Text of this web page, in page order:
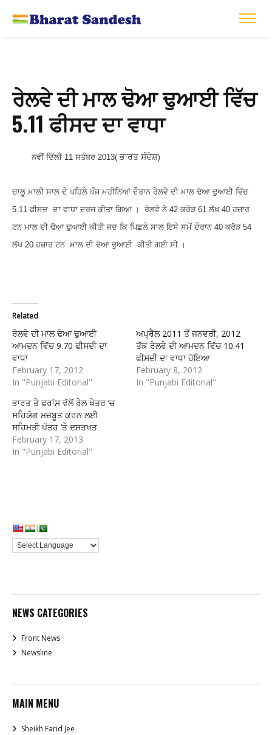
ਰੇਲਵੇ ਦੀ ਮਾਲ ਢੋਆ ਢੁਆਈ ਵਿੱਚ
5.11 ਫੀਸਦ ਦਾ ਵਾਧਾ
ਨਵੀਂ ਦਿੱਲੀ 11 ਸਤੰਬਰ 2013( ਭਾਰਤ ਸੰਦੇਸ਼)
ਚਾਲੂ ਮਾਲੀ ਸਾਲ ਦੇ ਪਹਿਲੇ ਪੰਜ ਮਹੀਨਿਆਂ ਦੌਰਾਨ ਰੇਲਵੇ ਦੀ ਮਾਲ ਢੋਆ ਢੁਆਈ ਵਿੱਚ
5.11 ਫੀਸਦ ਦਾ ਵਾਧਾ ਦਰਜ ਕੀਤਾ ਗਿਆ । ਰੇਲਵੇ ਨੇ 42 ਕਰੋੜ 61 ਲੱਖ 40 ਹਜ਼ਾਰ
ਟਨ ਮਾਲ ਦੀ ਢੋਆ ਢੁਆਈ ਕੀਤੀ ਜਦ ਕਿ ਪਿਛਲੇ ਸਾਲ ਇਸੇ ਸਮੇਂ ਦੌਰਾਨ 40 ਕਰੋੜ 54
ਲੱਖ 20 ਹਜ਼ਾਰ ਟਨ ਮਾਲ ਦੀ ਢੋਆ ਢੁਆਈ ਕੀਤੀ ਗਈ ਸੀ ।
Related
ਰੇਲਵੇ ਦੀ ਮਾਲ ਢੋਆ ਢੁਆਈ
ਆਮਦਨ ਵਿੱਚ 9.70 ਫੀਸਦੀ ਦਾ
ਵਾਧਾ
February 17, 2012
In "Punjabi Editorial"
ਅਪ੍ਰੈਲ 2011 ਤੋਂ ਜਨਵਰੀ, 2012
ਤੱਕ ਰੇਲਵੇ ਦੀ ਆਮਦਨ ਵਿੱਚ 10.41
ਫੀਸਦੀ ਦਾ ਵਾਧਾ ਹੋਇਆ
February 8, 2012
In "Punjabi Editorial"
ਭਾਰਤ ਤੇ ਫਰਾਂਸ ਵੱਲੋਂ ਰੇਲ ਖੇਤਰ ‘ਚ
ਸਹਿਯੋਗ ਮਜ਼ਬੂਤ ਕਰਨ ਲਈ
ਸਹਿਮਤੀ ਪੱਤਰ ‘ਤੇ ਦਸਤਖਤ
February 17, 2013
In "Punjabi Editorial"
NEWS CATEGORIES
Front News
Newsline
MAIN MENU
Sheikh Farid Jee